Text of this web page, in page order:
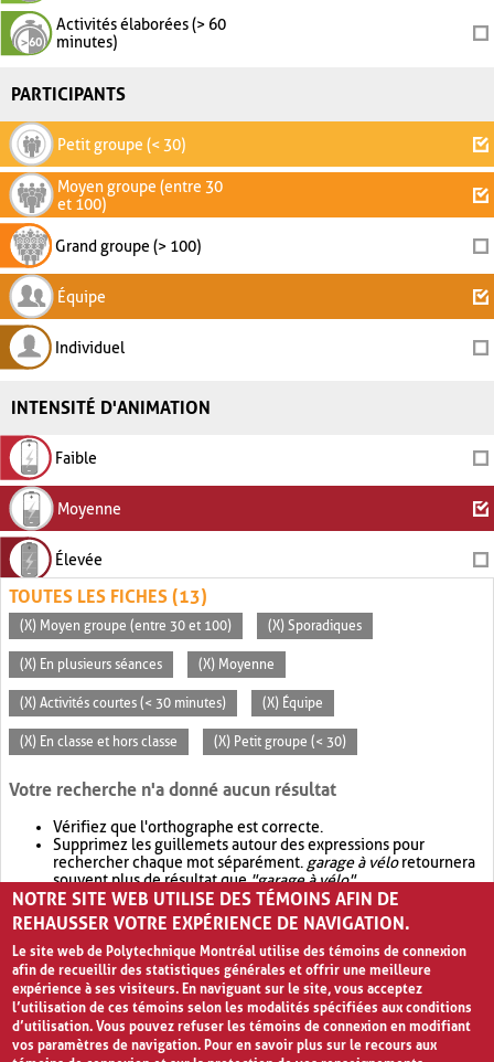
Activités élaborées (> 60
minutes)
PARTICIPANTS
Petit groupe (< 30)
Moyen groupe (entre 30
et 100)
Grand groupe (> 100)
Équipe
Individuel
INTENSITÉ D'ANIMATION
Faible
Moyenne
Élevée
TOUTES LES FICHES (13)
(X) Moyen groupe (entre 30 et 100) (X) Sporadiques
(X) En plusieurs séances (X) Moyenne
(X) Activités courtes (< 30 minutes) (X) Équipe
(X) En classe et hors classe (X) Petit groupe (< 30)
Votre recherche n'a donné aucun résultat
Vérifiez que l'orthographe est correcte.
Supprimez les guillemets autour des expressions pour
rechercher chaque mot séparément. garage à véloretournera
souvent plus de résultat que"garage à vélo".
Envisagez d'élargir votre recherche avec OR.garage OR vélo
retournera souvent plus de résultat quegarage à vélo
NOTRE SITE WEB UTILISE DES TÉMOINS AFIN DE
REHAUSSER VOTRE EXPÉRIENCE DE NAVIGATION.
Le site web de Polytechnique Montréal utilise des témoins de connexion
afin de recueillir des statistiques générales et offrir une meilleure
expérience à ses visiteurs. En naviguant sur le site, vous acceptez
l’utilisation de ces témoins selon les modalités spécifiées aux conditions
d’utilisation. Vous pouvez refuser les témoins de connexion en modifiant
vos paramètres de navigation. Pour en savoir plus sur le recours aux